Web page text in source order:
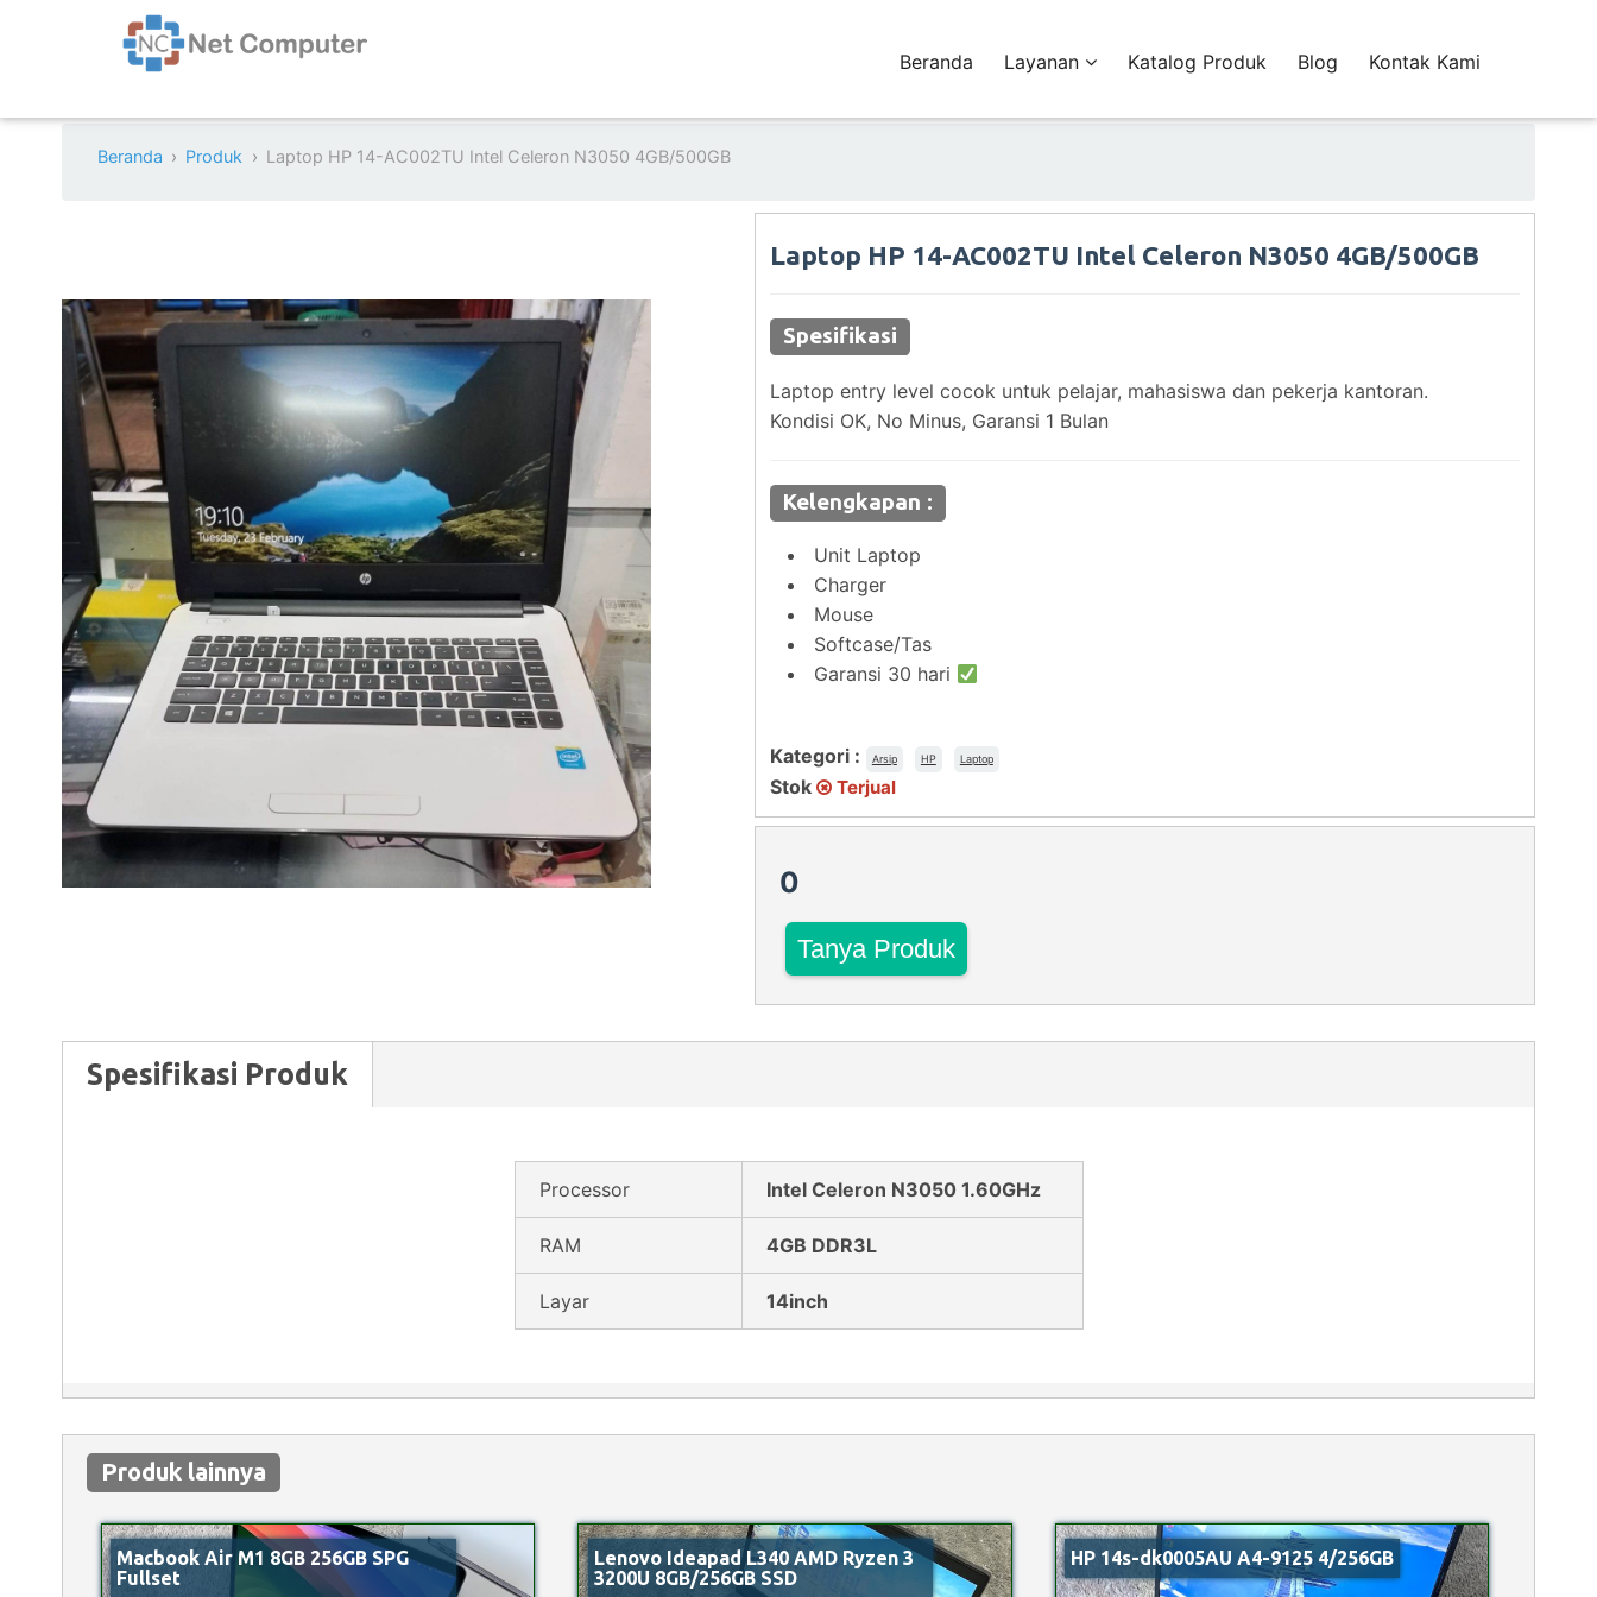
Beranda Layanan Katalog Produk Blog Kontak Kami
Beranda Produk Laptop HP 14-AC002TU Intel Celeron N3050 4GB/500GB
Laptop HP 14-AC002TU Intel Celeron N3050 4GB/500GB
Spesifikasi
Laptop entry level cocok untuk pelajar, mahasiswa dan pekerja kantoran.
Kondisi OK, No Minus, Garansi 1 Bulan
Kelengkapan :
Unit Laptop
Charger
Mouse
Softcase/Tas
Garansi 30 hari
Kategori : Arsip HP Laptop
Stok Terjual
0
Tanya Produk
Spesifikasi Produk
Processor Intel Celeron N3050 1.60GHz
RAM 4GB DDR3L
Layar 14inch
Produk lainnya
Macbook Air M1 8GB 256GB SPG
Fullset
Lenovo Ideapad L340 AMD Ryzen 3
3200U 8GB/256GB SSD
HP 14s-dk0005AU A4-9125 4/256GB